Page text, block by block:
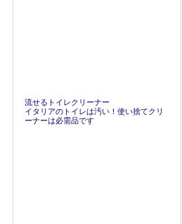
流せるトイレクリーナー
イタリアのトイレは汚い！使い捨てクリ
ーナーは必需品です